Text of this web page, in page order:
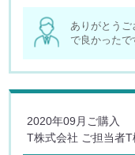
ありがとうご
で良かったで
2020年09月ご購入
T株式会社 ご担当者T